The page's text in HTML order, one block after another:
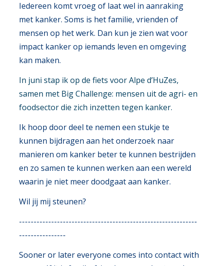
Iedereen komt vroeg of laat wel in aanraking
met kanker. Soms is het familie, vrienden of
mensen op het werk. Dan kun je zien wat voor
impact kanker op iemands leven en omgeving
kan maken.
In juni stap ik op de fiets voor Alpe d’HuZes,
samen met Big Challenge: mensen uit de agri- en
foodsector die zich inzetten tegen kanker.
Ik hoop door deel te nemen een stukje te
kunnen bijdragen aan het onderzoek naar
manieren om kanker beter te kunnen bestrijden
en zo samen te kunnen werken aan een wereld
waarin je niet meer doodgaat aan kanker.
Wil jij mij steunen?
-------------------------------------------------------------
----------------
Sooner or later everyone comes into contact with